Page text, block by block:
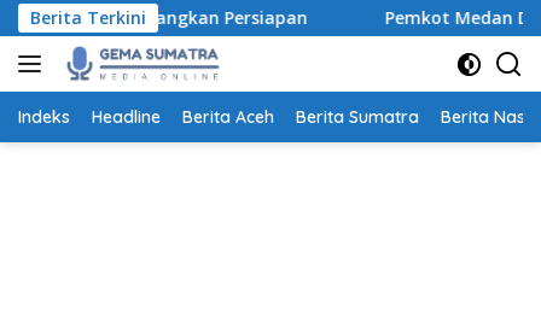
Langsung
ke
konten
Berita Terkini
Persiapan Pemkot Medan Dorong Ayah
Indeks Headline Berita Aceh Berita Sumatra Berita